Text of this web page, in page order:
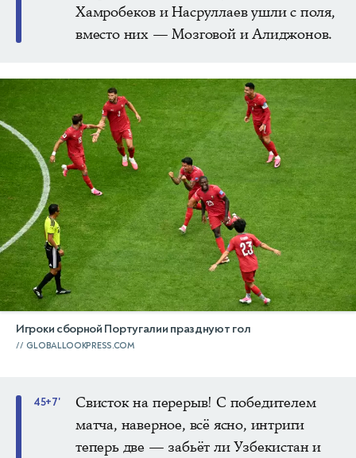
Хамробеков и Насруллаев ушли с поля,
вместо них — Мозговой и Алиджонов.
Игроки сборной Португалии празднуют гол
GLOBALLOOKPRESS.COM
45+7'
Свисток на перерыв! С победителем
матча, наверное, всё ясно, интриги
теперь две — забьёт ли Узбекистан и